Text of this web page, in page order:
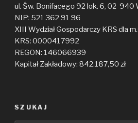
ul. Św. Bonifacego 92 lok. 6, 02-940
NIP: 521 362 91 96
XIII Wydział Gospodarczy KRS dla
KRS: 0000417992
REGON: 146066939
Kapitał Zakładowy: 842.187,50 zł
SZUKAJ